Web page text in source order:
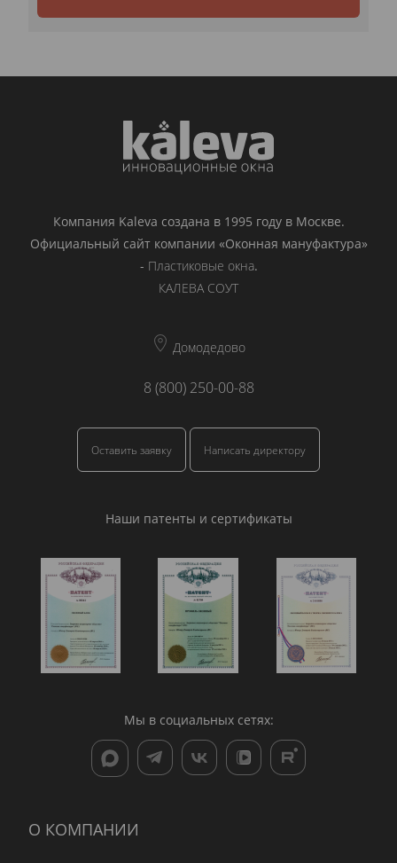
Компания Kaleva создана в 1995 году в Москве.
Официальный сайт компании «Оконная мануфактура»
- Пластиковые окна.
КАЛЕВА СОУТ
Домодедово
8 (800) 250-00-88
Оставить заявку Написать директору
Наши патенты и сертификаты
Мы в социальных сетях:
О КОМПАНИИ